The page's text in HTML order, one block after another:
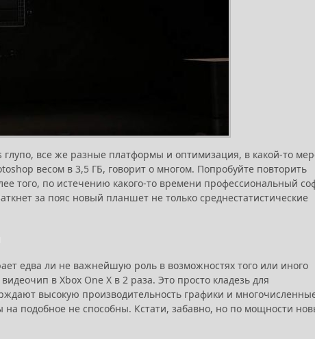
все же разные платформы и оптимизация, в какой-то
весом в 3,5 ГБ, говорит о многом. Попробуйте повторить
того, по истечению какого-то времени профессиональный
за пояс новый планшет не только среднестатистические
едва ли не важнейшую роль в возможностях того или иного
в Xbox One X в 2 раза. Это просто кладезь для
высокую производительность графики и
подобное не способны. Кстати, забавно, но по мощности